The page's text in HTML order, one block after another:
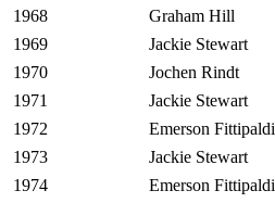
1968
Graham Hill
1969
Jackie Stewart
1970
Jochen Rindt
1971
Jackie Stewart
1972
Emerson Fittipaldi
1973
Jackie Stewart
1974
Emerson Fittipaldi